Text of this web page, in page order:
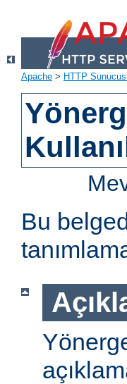
Apache > HTTP
Bu